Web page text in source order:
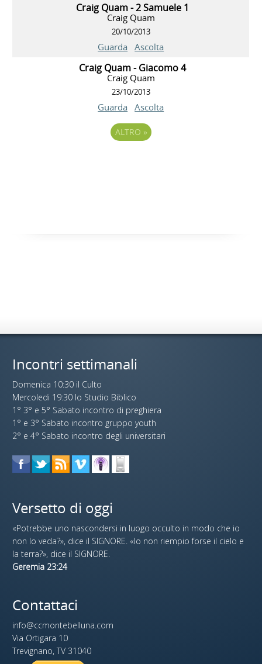
Craig Quam - 2 Samuele 1
Craig Quam
20/10/2013
Guarda Ascolta
Craig Quam - Giacomo 4
Craig Quam
23/10/2013
Guarda Ascolta
ALTRO »
Incontri settimanali
Domenica 10:30 il Culto
Mercoledi 19:30 lo Studio Biblico
1° 3° e 5° Sabato incontro di preghiera
1° e 3° Sabato incontro gruppo youth
2° e 4° Sabato incontro degli universitari
Versetto di oggi
«Potrebbe uno nascondersi in luogo occulto in modo che io
non lo veda?», dice il SIGNORE. «Io non riempio forse il cielo e
la terra?», dice il SIGNORE.
Geremia 23:24
Contattaci
info@ccmontebelluna.com
Via Ortigara 10
Trevignano, TV 31040